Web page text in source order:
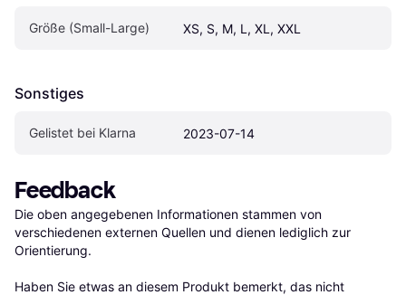
Größe (Small-Large) XS, S, M, L, XL, XXL
Sonstiges
Gelistet bei Klarna 2023-07-14
Feedback
Die oben angegebenen Informationen stammen von
verschiedenen externen Quellen und dienen lediglich zur
Orientierung.
Haben Sie etwas an diesem Produkt bemerkt, das nicht